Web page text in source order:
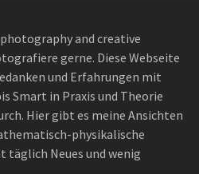
and creative
gerne. Diese Webseite
und Erfahrungen mit
Smart in Praxis und Theorie
Hier gibt es meine Ansichten
physikalische
täglich Neues und wenig